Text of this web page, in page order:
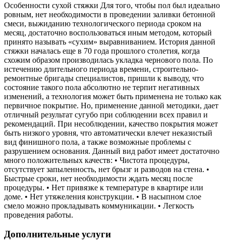
Особенности сухой стяжки Для того, чтобы пол был идеально
ровным, нет необходимости в проведении заливки бетонной
смеси, выжиданию технологического периода сроком на
месяц, достаточно воспользоваться иным методом, который
принято называть «сухим» выравниванием. История данной
стяжки началась еще в 70 года прошлого столетия, когда
схожим образом производилась укладка чернового пола. По
истечению длительного периода времени, строительно-
ремонтные бригады специалистов, пришли к выводу, что
состояние такого пола абсолютно не терпит негативных
изменений, а технология может быть применена не только как
первичное покрытие. Но, применение данной методики, дает
отличный результат сугубо при соблюдении всех правил и
рекомендаций. При несоблюдении, качество покрытия может
быть низкого уровня, что автоматически влечет неказистый
вид финишного пола, а также возможные проблемы с
разрушением основания. Данный вид работ имеет достаточно
много положительных качеств: • Чистота процедуры,
отсутствует запыленность, нет брызг и разводов на стена. •
Быстрые сроки, нет необходимости ждать месяц после
процедуры. • Нет привязке к температуре в квартире или
доме. • Нет утяжеления конструкции. • В насыпном слое
смело можно прокладывать коммуникации. • Легкость
проведения работы.
Дополнительные услуги